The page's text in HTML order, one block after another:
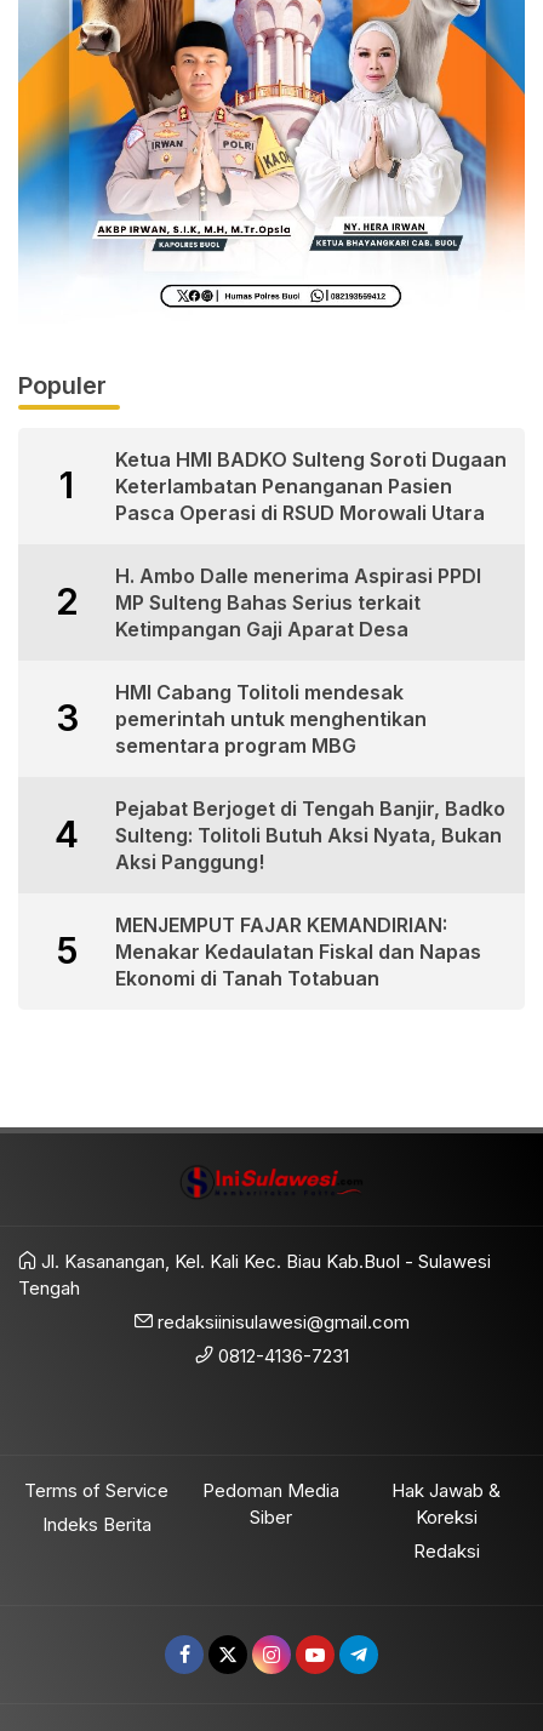
Populer
1
Ketua HMI BADKO Sulteng Soroti Dugaan
Keterlambatan Penanganan Pasien
Pasca Operasi di RSUD Morowali Utara
2
H. Ambo Dalle menerima Aspirasi PPDI
MP Sulteng Bahas Serius terkait
Ketimpangan Gaji Aparat Desa
3
HMI Cabang Tolitoli mendesak
pemerintah untuk menghentikan
sementara program MBG
4
Pejabat Berjoget di Tengah Banjir, Badko
Sulteng: Tolitoli Butuh Aksi Nyata, Bukan
Aksi Panggung!
5
MENJEMPUT FAJAR KEMANDIRIAN:
Menakar Kedaulatan Fiskal dan Napas
Ekonomi di Tanah Totabuan
Jl. Kasanangan, Kel. Kali Kec. Biau Kab.Buol - Sulawesi
Tengah
redaksiinisulawesi@gmail.com
0812-4136-7231
Terms of Service
Indeks Berita
Pedoman Media
Siber
Hak Jawab &
Koreksi
Redaksi